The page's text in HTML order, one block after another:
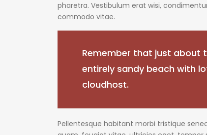
pharetra. Vestibulum erat wisi,
commodo vitae.
Remember that just about
entirely sandy beach with
cloudhost.
Pellentesque habitant morbi tristique